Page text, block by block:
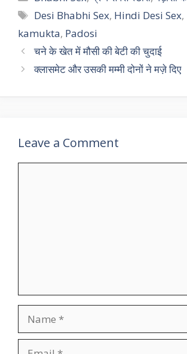
Tags
Desi Bhabhi Sex, Hindi Desi Sex,
kamukta, Padosi
चने के खेत में मौसी की बेटी की चुदाई
क्लासमेट और उसकी मम्मी दोनों ने मज़े दिए
Leave a Comment